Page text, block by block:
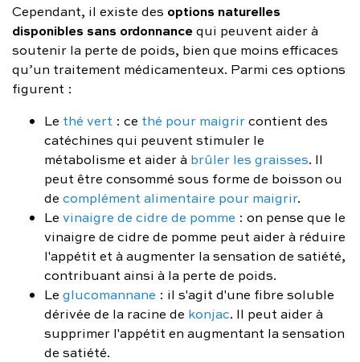
Cependant, il existe des options naturelles
disponibles sans ordonnancequi peuvent aider à
soutenir la perte de poids, bien que moins efficaces
qu’un traitement médicamenteux. Parmi ces options
figurent :
Le thé vert : ce thé pour maigrircontient des
catéchines qui peuvent stimuler le
métabolisme et aider à brûler les graisses. Il
peut être consommé sous forme de boisson ou
de complément alimentaire pour maigrir.
Le vinaigre de cidre de pomme : on pense que le
vinaigre de cidre de pomme peut aider à réduire
l'appétit et à augmenter la sensation de satiété,
contribuant ainsi à la perte de poids.
Le glucomannane : il s'agit d'une fibre soluble
dérivée de la racine de konjac. Il peut aider à
supprimer l'appétit en augmentant la sensation
de satiété.